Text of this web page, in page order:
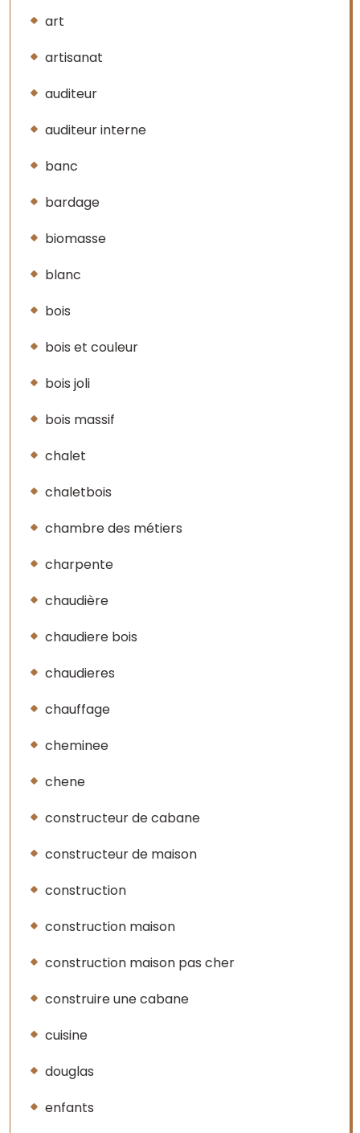
art
artisanat
auditeur
auditeur interne
banc
bardage
biomasse
blanc
bois
bois et couleur
bois joli
bois massif
chalet
chaletbois
chambre des métiers
charpente
chaudière
chaudiere bois
chaudieres
chauffage
cheminee
chene
constructeur de cabane
constructeur de maison
construction
construction maison
construction maison pas cher
construire une cabane
cuisine
douglas
enfants